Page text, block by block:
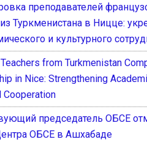
преподавателей
Туркменистана в Ницце:
и культурного
from Turkmenistan
in Nice: Strengthening
Cooperation
председатель ОБСЕ
ОБСЕ в Ашхабаде